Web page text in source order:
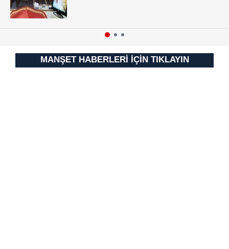
MANŞET HABERLERİ İÇİN TIKLAYIN